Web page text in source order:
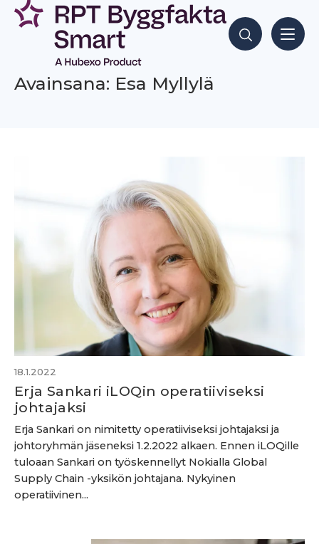
Siirry
sisältöön
Hae sisältöjä
Avainsana: Esa Myllylä
18.1.2022
Erja Sankari iLOQin operatiiviseksi
johtajaksi
Erja Sankari on nimitetty operatiiviseksi johtajaksi ja
johtoryhmän jäseneksi 1.2.2022 alkaen. Ennen iLOQille
tuloaan Sankari on työskennellyt Nokialla Global
Supply Chain -yksikön johtajana. Nykyinen
operatiivinen...